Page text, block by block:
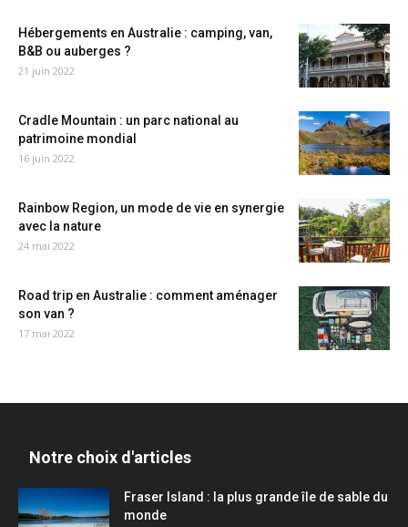
Hébergements en Australie : camping, van,
B&B ou auberges ?
21 juin 2022
Cradle Mountain : un parc national au
patrimoine mondial
16 juin 2022
Rainbow Region, un mode de vie en synergie
avec la nature
24 mai 2022
Road trip en Australie : comment aménager
son van ?
17 mai 2022
Notre choix d'articles
Fraser Island : la plus grande île de sable du
monde